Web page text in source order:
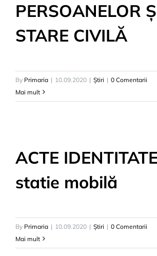
PERSOANELOR
STARE CIVILĂ
By Primaria | 10.09.2020 | Știri | 0 Comentarii
Mai mult
ACTE
statie mobilă
By Primaria | 10.09.2020 | Știri | 0 Comentarii
Mai mult